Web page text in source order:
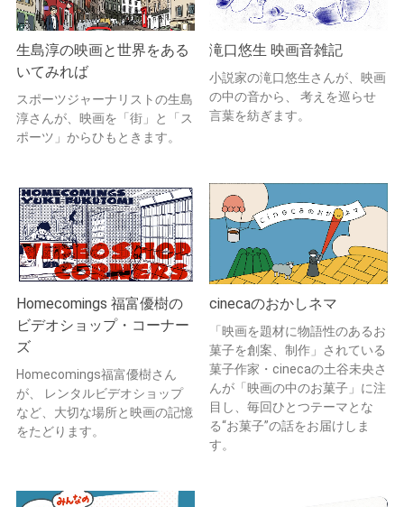
生島淳の映画と世界をある
いてみれば
スポーツジャーナリストの生島
淳さんが、映画を「街」と「ス
ポーツ」からひもときます。
滝口悠生 映画音雑記
小説家の滝口悠生さんが、映画
の中の音から、 考えを巡らせ
言葉を紡ぎます。
Homecomings 福富優樹の
ビデオショップ・コーナー
ズ
Homecomings福富優樹さん
が、 レンタルビデオショップ
など、大切な場所と映画の記憶
をたどります。
cinecaのおかしネマ
「映画を題材に物語性のあるお
菓子を創案、制作」されている
菓子作家・cinecaの土谷未央さ
んが「映画の中のお菓子」に注
目し、毎回ひとつテーマとな
る“お菓子”の話をお届けしま
す。